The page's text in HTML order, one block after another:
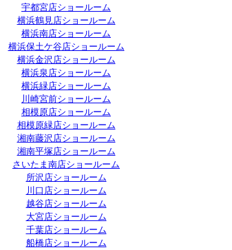
宇都宮店ショールーム
横浜鶴見店ショールーム
横浜南店ショールーム
横浜保土ケ谷店ショールーム
横浜金沢店ショールーム
横浜泉店ショールーム
横浜緑店ショールーム
川崎宮前ショールーム
相模原店ショールーム
相模原緑店ショールーム
湘南藤沢店ショールーム
湘南平塚店ショールーム
さいたま南店ショールーム
所沢店ショールーム
川口店ショールーム
越谷店ショールーム
大宮店ショールーム
千葉店ショールーム
船橋店ショールーム